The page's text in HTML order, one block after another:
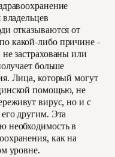
отказываются от
какой-либо причине -
застрахованы или
больше
Лица, который могут
помощью, не
вирус, но и с
другим. Эта
необходимость в
как на
уровне.